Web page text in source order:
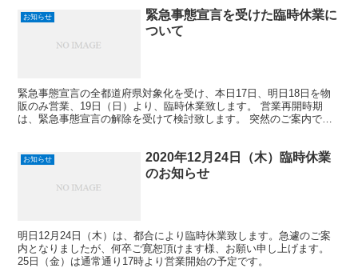
お知らせ
緊急事態宣言を受けた臨時休業に
ついて
緊急事態宣言の全都道府県対象化を受け、本日17日、明日18日を物
販のみ営業、19日（日）より、臨時休業致します。 営業再開時期
は、緊急事態宣言の解除を受けて検討致します。 突然のご案内で大
お知らせ
2020年12月24日（木）臨時休業
のお知らせ
明日12月24日（木）は、都合により臨時休業致します。急遽のご案
内となりましたが、何卒ご寛恕頂けます様、お願い申し上げます。
25日（金）は通常通り17時より営業開始の予定です。